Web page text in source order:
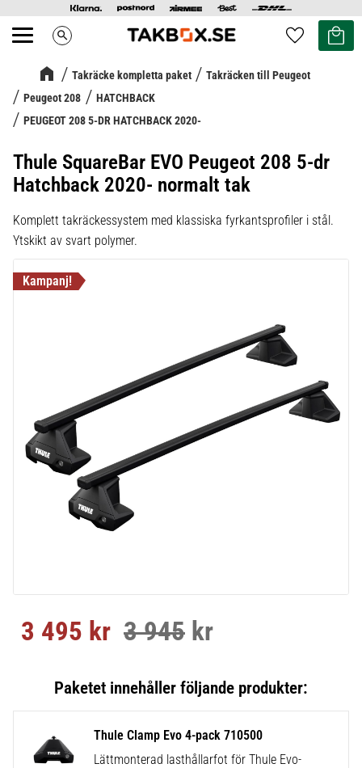
Meny search Favoriter
Kundvagn
Takräcke kompletta paket
Takräcken till Peugeot
Peugeot 208
HATCHBACK
PEUGEOT 208 5-DR HATCHBACK 2020-
Thule SquareBar EVO Peugeot 208 5-dr
Hatchback 2020- normalt tak
Komplett takräckessystem med klassiska fyrkantsprofiler i stål.
Ytskikt av svart polymer.
Nedsatt pris:
3 495 kr Ordinarie pris:
3 945 kr
Thule Clamp Evo 4-pack 710500
Lättmonterad lasthållarfot för Thule Evo-